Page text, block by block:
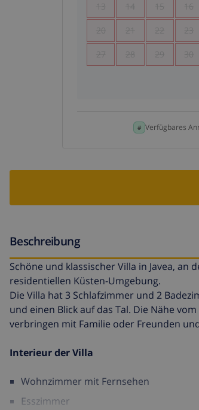
13 14 15 16
20 21 22 23
27 28 29 30
Verfügbares
Beschreibung
Schöne und klassischer Villa in Javea,
residentiellen Küsten-Umgebung.
Die Villa hat 3 Schlafzimmer und 2
und einen Blick auf das Tal. Die Nähe
verbringen mit Familie oder Freunden
Interieur der Villa
Wohnzimmer mit Fernsehen
Esszimmer